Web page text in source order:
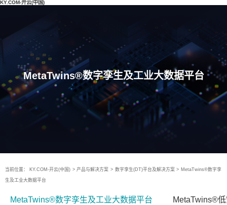
KY.COM-开云(中国)
MetaTwins®数字孪生及工业大数据平台
当前位置： KY.COM-开云(中国) > 产品与解决方案 > 数字孪生(DT)平台及解决方案 > MetaTwins®数字孪
生及工业大数据平台
MetaTwins®数字孪生及工业大数据平台 MetaTwins®